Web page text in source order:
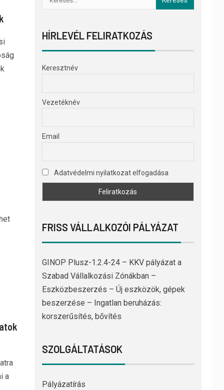
a
HÍRLEVÉL FELIRATKOZÁS
Keresztnév
Vezetéknév
Email
Adatvédelmi nyilatkozat elfogadása
FRISS VÁLLALKOZÓI PÁLYÁZAT
GINOP Plusz-1.2.4-24 – KKV pályázat a
Szabad Vállalkozási Zónákban –
Eszközbeszerzés – Új eszközök, gépek
beszerzése – Ingatlan beruházás:
korszerűsítés, bővítés
SZOLGÁLTATÁSOK
Pályázatírás